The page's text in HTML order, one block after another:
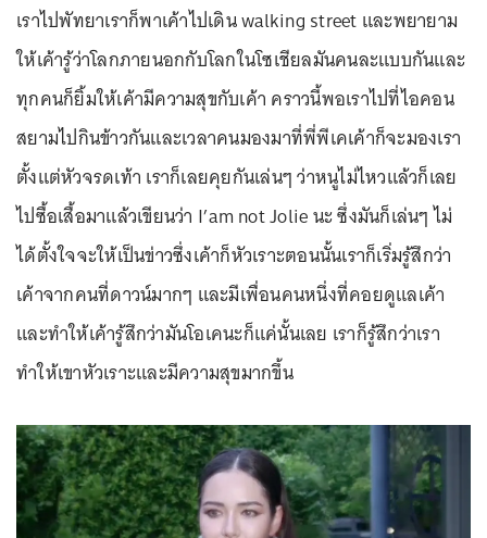
เราไปพัทยาเราก็พาเค้าไปเดิน walking street และพยายาม
ให้เค้ารู้ว่าโลกภายนอกกับโลกในโซเชียลมันคนละแบบกันและ
ทุกคนก็ยิ้มให้เค้ามีความสุขกับเค้า คราวนี้พอเราไปที่ไอคอน
สยามไปกินข้าวกันและเวลาคนมองมาที่พี่พีเคเค้าก็จะมองเรา
ตั้งแต่หัวจรดเท้า เราก็เลยคุยกันเล่นๆ ว่าหนูไม่ไหวแล้วก็เลย
ไปซื้อเสื้อมาแล้วเขียนว่า I’am not Jolie นะ ซึ่งมันก็เล่นๆ ไม่
ได้ตั้งใจจะให้เป็นข่าวซึ่งเค้าก็หัวเราะตอนนั้นเราก็เริ่มรู้สึกว่า
เค้าจากคนที่ดาวน์มากๆ และมีเพื่อนคนหนึ่งที่คอยดูแลเค้า
และทำให้เค้ารู้สึกว่ามันโอเคนะก็แค่นั้นเลย เราก็รู้สึกว่าเรา
ทำให้เขาหัวเราะและมีความสุขมากขึ้น